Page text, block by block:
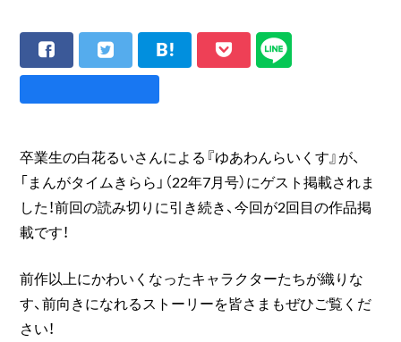
卒業生の白花るいさんによる『ゆあわんらいくす』が、
「まんがタイムきらら」（22年7月号）にゲスト掲載されま
した！前回の読み切りに引き続き、今回が2回目の作品掲
載です！
前作以上にかわいくなったキャラクターたちが織りな
す、前向きになれるストーリーを皆さまもぜひご覧くだ
さい！